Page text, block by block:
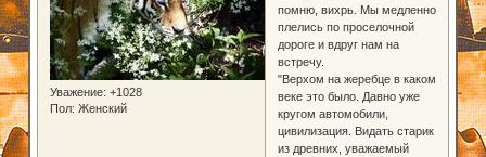
Уважение: +1028
Пол: Женский
помню, вихрь. Мы медленно
плелись по проселочной
дороге и вдруг нам на
встречу.
"Верхом на жеребце в каком
веке это было. Давно уже
кругом автомобили,
цивилизация. Видать старик
из древних, уважаемый